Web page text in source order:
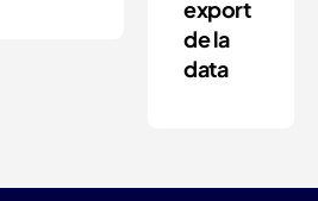
export
de la
data